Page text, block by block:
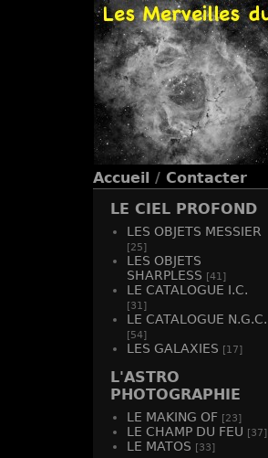
Accueil / Contacter
LE CIEL PROFOND
LES OBJETS MESSIER
[25]
LES OBJETS
SHARPLESS [41]
LE CATALOGUE I.C.
[31]
LE CATALOGUE N.G.C.
[54]
LES GALAXIES [17]
L'ASTRO
PHOTOGRAPHIE
LE MAKING OF [23]
LE CHAMP DU FEU [37]
LE MATOS [33]